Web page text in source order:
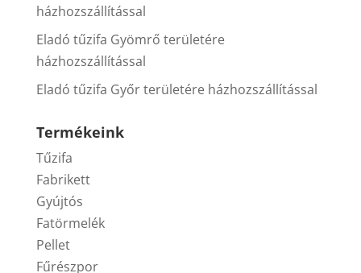
házhozszállítással
Eladó tűzifa Gyömrő területére
házhozszállítással
Eladó tűzifa Győr területére házhozszállítással
Termékeink
Tűzifa
Fabrikett
Gyújtós
Fatörmelék
Pellet
Fűrészpor